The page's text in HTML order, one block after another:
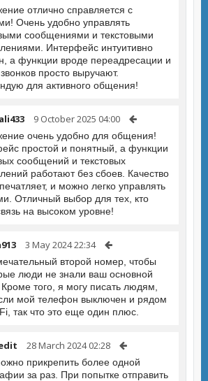
отлично справляется с
Очень удобно управлять
сообщениями и текстовыми
Интерфейс интуитивно
а функции вроде переадресации и
просто выручают.
для активного общения!
9 October 2025 04:00
очень удобно для общения!
простой и понятный, а функции
сообщений и текстовых
работают без сбоев. Качество
и можно легко управлять
Отличный выбор для тех, кто
на высоком уровне!
3 May 2024 22:34
второй номер, чтобы
люди не знали ваш основной
того, я могу писать людям,
мой телефон выключен и рядом
так что это еще один плюс.
28 March 2024 02:28
прикрепить более одной
за раз. При попытке отправить